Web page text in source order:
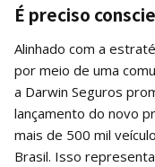
É preciso
Alinhado com a
por meio de uma
a Darwin Seguros
lançamento do novo
mais de 500 mil
Brasil. Isso